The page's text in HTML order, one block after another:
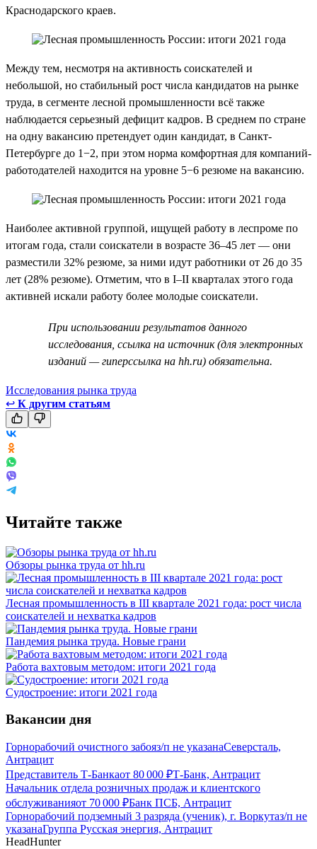
Краснодарского краев.
Между тем, несмотря на активность соискателей и
небольшой, но стабильный рост числа кандидатов на рынке
труда, в сегменте лесной промышленности всё также
наблюдается серьезный дефицит кадров. В среднем по стране
на одну вакансию претендует один кандидат, в Санкт-
Петербурге до 1−2, при этом норма комфортная для компаний-
работодателей находится на уровне 5−6 резюме на вакансию.
Наиболее активной группой, ищущей работу в леспроме по
итогам года, стали соискатели в возрасте 36–45 лет — они
разместили 32% резюме, за ними идут работники от 26 до 35
лет (28% резюме). Отметим, что в I–II кварталах этого года
активней искали работу более молодые соискатели.
При использовании результатов данного
исследования, ссылка на источник (для электронных
изданий — гиперссылка на hh.ru) обязательна.
Исследования рынка труда
↩ К другим статьям
Читайте также
Обзоры рынка труда от hh.ru
Лесная промышленность в III квартале 2021 года: рост числа
соискателей и нехватка кадров
Пандемия рынка труда. Новые грани
Работа вахтовым методом: итоги 2021 года
Судостроение: итоги 2021 года
Вакансии дня
Горнорабочий очистного забояз/п не указанаСеверсталь,
Антрацит
Представитель Т-Банкаот 80 000 ₽Т-Банк, Антрацит
Начальник отдела розничных продаж и клиентского
обслуживанияот 70 000 ₽Банк ПСБ, Антрацит
Горнорабочий подземный 3 разряда (ученик), г. Воркутаз/п не
указанаГруппа Русская энергия, Антрацит
HeadHunter